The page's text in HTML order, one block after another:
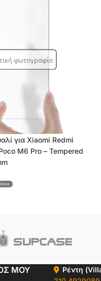
φωτογραφία
για Xiaomi Redmi
M6 Pro – Tempered
ΜΟΥ
Ρέντη